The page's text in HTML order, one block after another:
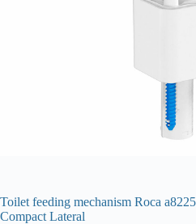
Toilet feeding mechanism Roca
Compact Lateral